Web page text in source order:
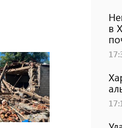
в